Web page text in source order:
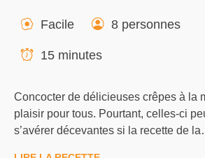
Facile 8 personnes
15 minutes
Concocter de délicieuses crêpes à la
plaisir pour tous. Pourtant, celles-ci
s’avérer décevantes si la recette de